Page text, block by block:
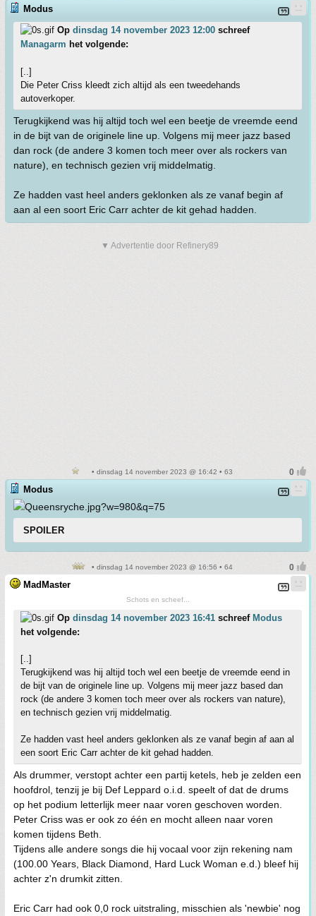
Modus
Op dinsdag 14 november 2023 12:00 schreef
Managarm het volgende:
[..]
Die Peter Criss kleedt zich altijd als een tweedehands
autoverkoper.
Terugkijkend was hij altijd toch wel een beetje de vreemde eend
in de bijt van de originele line up. Volgens mij meer jazz based
dan rock (de andere 3 komen toch meer over als rockers van
nature), en technisch gezien vrij middelmatig.
Ze hadden vast heel anders geklonken als ze vanaf begin af
aan al een soort Eric Carr achter de kit gehad hadden.
▼ Advertentie door Refinery89
• dinsdag 14 november 2023 @ 16:42 • 63
Modus
SPOILER
• dinsdag 14 november 2023 @ 16:56 • 64
MadMaster
Schots en scheef...
Op dinsdag 14 november 2023 16:41 schreef Modus
het volgende:
[..]
Terugkijkend was hij altijd toch wel een beetje de vreemde eend in
de bijt van de originele line up. Volgens mij meer jazz based dan
rock (de andere 3 komen toch meer over als rockers van nature),
en technisch gezien vrij middelmatig.
Ze hadden vast heel anders geklonken als ze vanaf begin af aan al
een soort Eric Carr achter de kit gehad hadden.
Als drummer, verstopt achter een partij ketels, heb je zelden een
hoofdrol, tenzij je bij Def Leppard o.i.d. speelt of dat de drums
op het podium letterlijk meer naar voren geschoven worden.
Peter Criss was er ook zo één en mocht alleen naar voren
komen tijdens Beth.
Tijdens alle andere songs die hij vocaal voor zijn rekening nam
(100.00 Years, Black Diamond, Hard Luck Woman e.d.) bleef hij
achter z'n drumkit zitten.
Eric Carr had ook 0,0 rock uitstraling, misschien als 'newbie' nog